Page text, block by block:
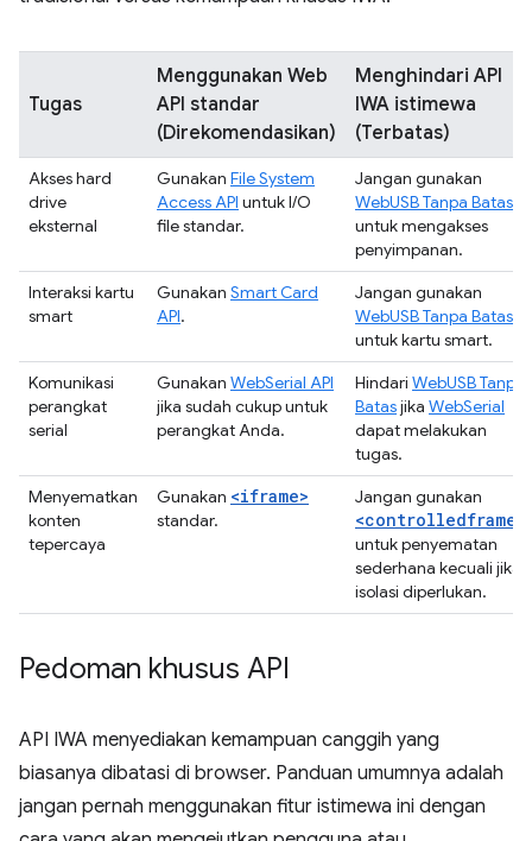
Tugas
Menggunakan Web
API standar
(Direkomendasikan)
Menghindari API
IWA istimewa
(Terbatas)
Akses hard
drive
eksternal
Gunakan File System
Access API untuk I/O
file standar.
Jangan gunakan
WebUSB Tanpa Batas
untuk mengakses
penyimpanan.
Interaksi kartu
smart
Gunakan Smart Card
API.
Jangan gunakan
WebUSB Tanpa Batas
untuk kartu smart.
Komunikasi
perangkat
serial
Gunakan WebSerial API
jika sudah cukup untuk
perangkat Anda.
Hindari WebUSB Tanpa
Batasjika WebSerial
dapat melakukan
tugas.
Menyematkan
konten
tepercaya
Gunakan <iframe>
standar.
Jangan gunakan
<controlledframe>
untuk penyematan
sederhana kecuali jika
isolasi diperlukan.
Pedoman khusus API
API IWA menyediakan kemampuan canggih yang
biasanya dibatasi di browser. Panduan umumnya adalah
jangan pernah menggunakan fitur istimewa ini dengan